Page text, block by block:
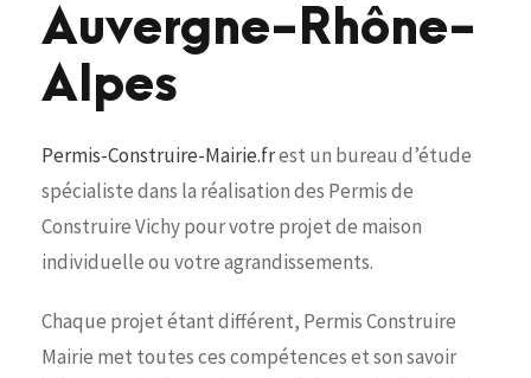
Auvergne-Rhône-
Alpes
Permis-Construire-Mairie.frest un bureau d’étude
spécialiste dans la réalisation des Permis de
Construire Vichy pour votre projet de maison
individuelle ou votre agrandissements.
Chaque projet étant différent, Permis Construire
Mairie met toutes ces compétences et son savoir